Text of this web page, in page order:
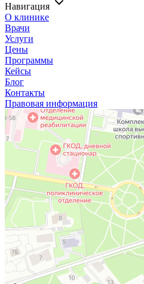
Навигация
О клинике
Врачи
Услуги
Цены
Программы
Кейсы
Блог
Контакты
Правовая информация